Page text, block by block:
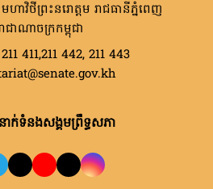
ហាវិថីព្រះនរោត្តម រាជធានីភ្នំពេញ
ាជាណាចក្រកម្ពុជា
411,211 442, 211 443
ក់ទំនងសង្គមព្រឹទ្ធសភា